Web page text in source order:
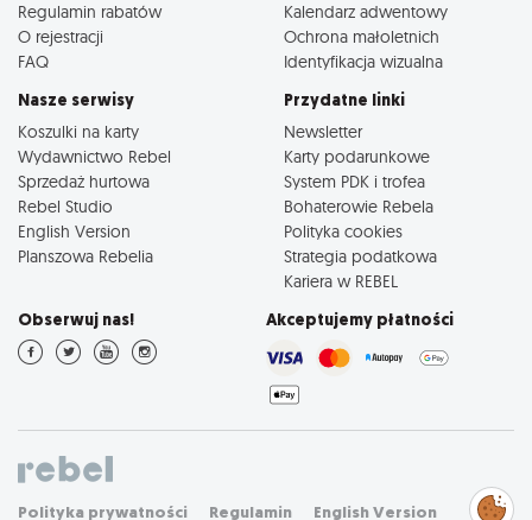
Regulamin rabatów
O rejestracji
FAQ
Kalendarz adwentowy
Ochrona małoletnich
Identyfikacja wizualna
Nasze serwisy
Koszulki na karty
Wydawnictwo Rebel
Sprzedaż hurtowa
Rebel Studio
English Version
Planszowa Rebelia
Przydatne linki
Newsletter
Karty podarunkowe
System PDK i trofea
Bohaterowie Rebela
Polityka cookies
Strategia podatkowa
Kariera w REBEL
Obserwuj nas! Akceptujemy płatności
Polityka prywatności Regulamin English Version
Zarządzaj
preferencjami
cookies